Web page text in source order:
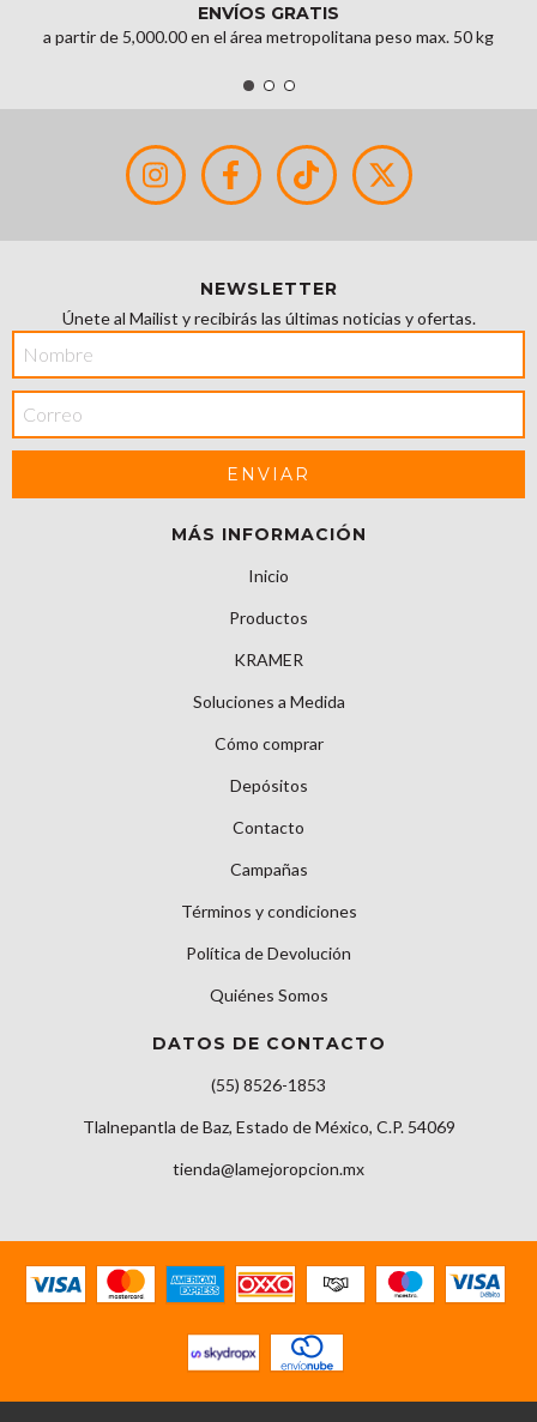
ENVÍOS GRATIS
a partir de 5,000.00 en el área metropolitana peso max. 50 kg
NEWSLETTER
Únete al Mailist y recibirás las últimas noticias y ofertas.
MÁS INFORMACIÓN
Inicio
Productos
KRAMER
Soluciones a Medida
Cómo comprar
Depósitos
Contacto
Campañas
Términos y condiciones
Política de Devolución
Quiénes Somos
DATOS DE CONTACTO
(55) 8526-1853
Tlalnepantla de Baz, Estado de México, C.P. 54069
tienda@lamejoropcion.mx